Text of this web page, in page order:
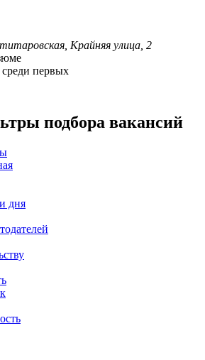
Крайняя улица, 2
первых
подбора вакансий
дня